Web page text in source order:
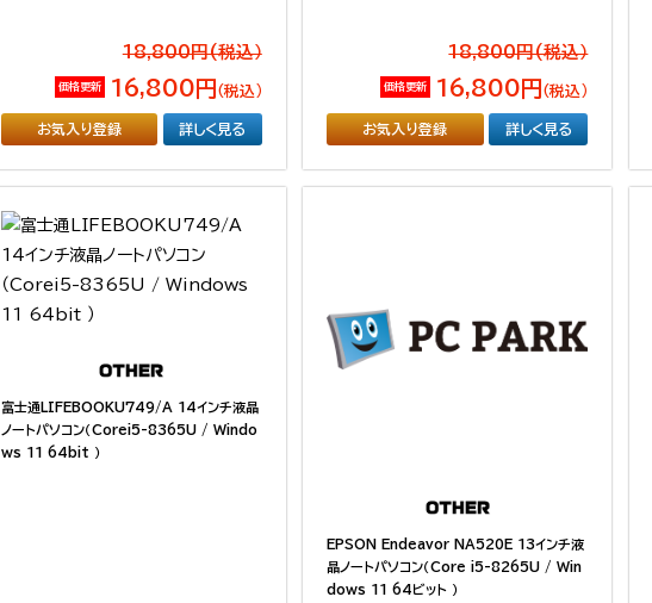
18,800円(税込）
価格更新 16,800円 （税込）
お気入り登録 詳しく見る
18,800円(税込）
価格更新 16,800円 （税込）
お気入り登録 詳しく見る
富士通LIFEBOOKU749/A 14インチ液晶
ノートパソコン（Corei5-8365U / Windo
ws 11 64bit ）
EPSON Endeavor NA520E 13インチ液
晶ノートパソコン（Core i5-8265U / Win
dows 11 64ビット ）